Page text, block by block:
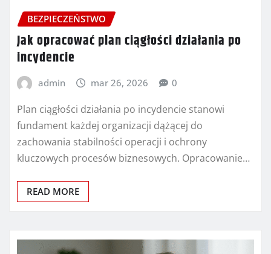
BEZPIECZEŃSTWO
Jak opracować plan ciągłości działania po
incydencie
admin mar 26, 2026 0
Plan ciągłości działania po incydencie stanowi
fundament każdej organizacji dążącej do
zachowania stabilności operacji i ochrony
kluczowych procesów biznesowych. Opracowanie…
READ MORE